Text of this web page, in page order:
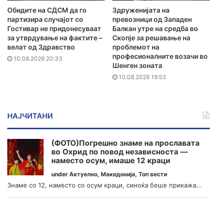
Обидите на СДСМ да го
партизира случајот со
Гостивар не придонесуваат
за утврдување на фактите –
велат од Здравство
10.08.2026 20:33
Здруженијата на
превозници од Западен
Балкан утре на средба во
Скопје за решавање на
проблемот на
професионалните возачи во
Шенген зоната
10.08.2026 19:53
НАЈЧИТАНИ
(ФОТО)Погрешно знаме на прославата
во Охрид по повод независноста —
наместо осум, имаше 12 краци
under Актуелно, Македонија, Топ вести
Знаме со 12, наместо со осум краци, синоќа беше прикажа...